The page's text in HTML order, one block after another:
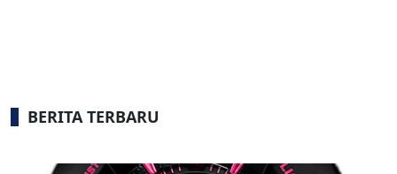
BERITA TERBARU